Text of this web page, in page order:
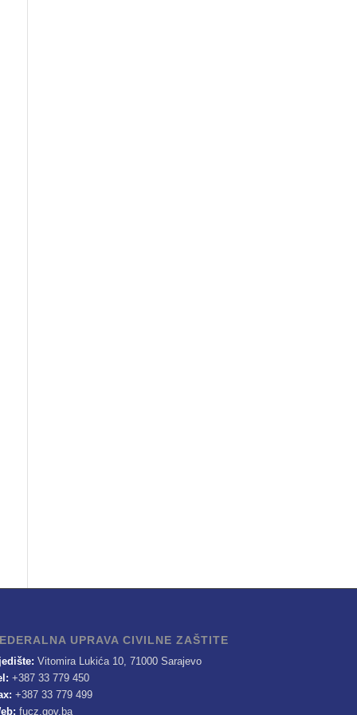
UPRAVA CIVILNE ZAŠTITE
Vitomira Lukića 10, 71000 Sarajevo
+387 33 779 450
+387 33 779 499
fucz.gov.ba